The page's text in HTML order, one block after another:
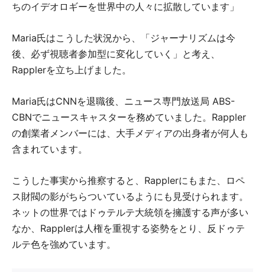
ちのイデオロギーを世界中の人々に拡散しています」
Maria氏はこうした状況から、「ジャーナリズムは今
後、必ず視聴者参加型に変化していく」と考え、
Rapplerを立ち上げました。
Maria氏はCNNを退職後、ニュース専門放送局 ABS-
CBNでニュースキャスターを務めていました。Rappler
の創業者メンバーには、大手メディアの出身者が何人も
含まれています。
こうした事実から推察すると、Rapplerにもまた、ロペ
ス財閥の影がちらついているようにも見受けられます。
ネットの世界ではドゥテルテ大統領を擁護する声が多い
なか、Rapplerは人権を重視する姿勢をとり、反ドゥテ
ルテ色を強めています。